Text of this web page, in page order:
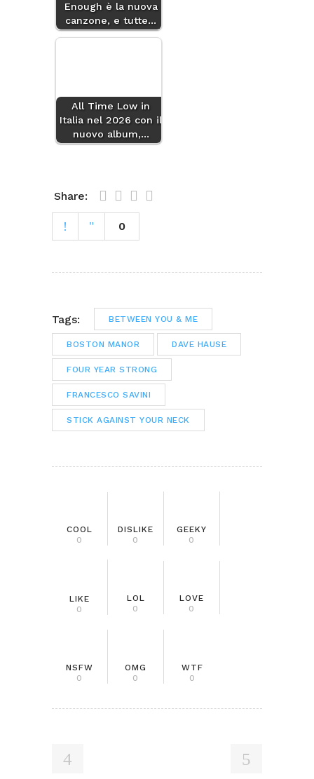
Enough è la nuova
canzone, e tutte…
All Time Low in
Italia nel 2026 con il
nuovo album,…
Share:
0
Tags: BETWEEN YOU & ME
BOSTON MANOR DAVE HAUSE
FOUR YEAR STRONG
FRANCESCO SAVINI
STICK AGAINST YOUR NECK
COOL
0
DISLIKE
0
GEEKY
0
LIKE
0
LOL
0
LOVE
0
NSFW
0
OMG
0
WTF
0